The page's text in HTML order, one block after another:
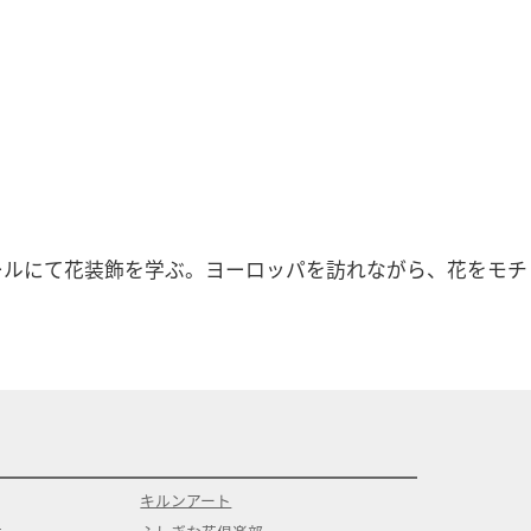
にて花装飾を学ぶ。ヨーロッパを訪れながら、花をモチ
キルンアート